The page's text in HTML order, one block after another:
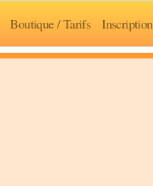
Boutique / Tarifs Inscription